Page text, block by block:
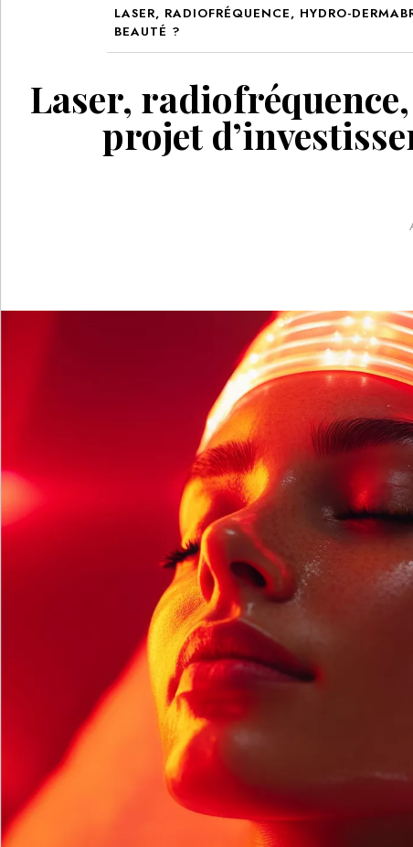
LASER, RADIOFRÉQUENCE, HYDRO-
BEAUTÉ ?
Laser,
projet